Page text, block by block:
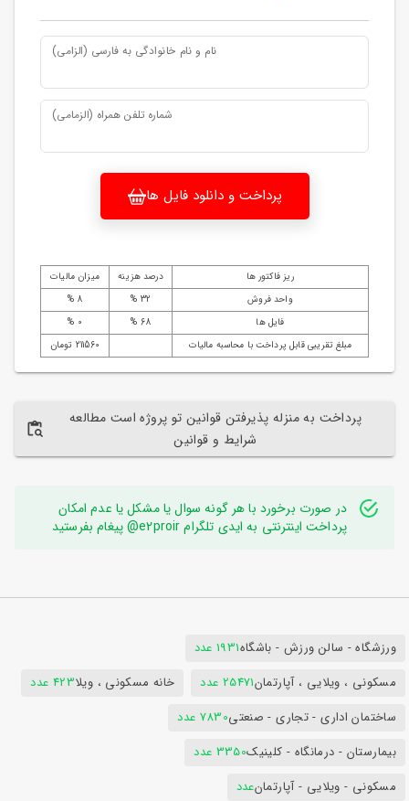
نام و نام خانوادگی به فارسی (الزامی)
شماره تلفن همراه (الزمامی)
پرداخت و دانلود فایل ها
ریز فاکتور ها درصد هزینه
میزان مالیات
واحد فروش
32 %
8 %
فایل ها
68 %
0 %
مبلغ تقریبی قابل پرداخت با محاسبه مالیات
211560 تومان
پرداخت به منزله پذیرفتن قوانین تو پروژه است مطالعه
شرایط و قوانین
در صورت برخورد با هر گونه سوال یا مشکل یا عدم امکان
پرداخت اینترنتی به ایدی تلگرام e2proir@ پیغام بفرستید
ورزشگاه - سالن ورزش - باشگاه1931 عدد
مسکونی ، ویلایی ، آپارتمان25471 عدد خانه مسکونی ، ویلا423 عدد
ساختمان اداری - تجاری - صنعتی7830 عدد
بیمارستان - درمانگاه - کلینیک3350 عدد
مسکونی - ویلایی - آپارتمانعدد